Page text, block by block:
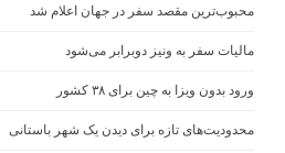
محبوب‌ترین مقصد سفر در جهان اعلام شد
مالیات سفر به ونیز دوبرابر می‌شود
ورود بدون ویزا به چین برای ۳۸ کشور
محدودیت‌های تازه برای دیدن یک شهر باستانی